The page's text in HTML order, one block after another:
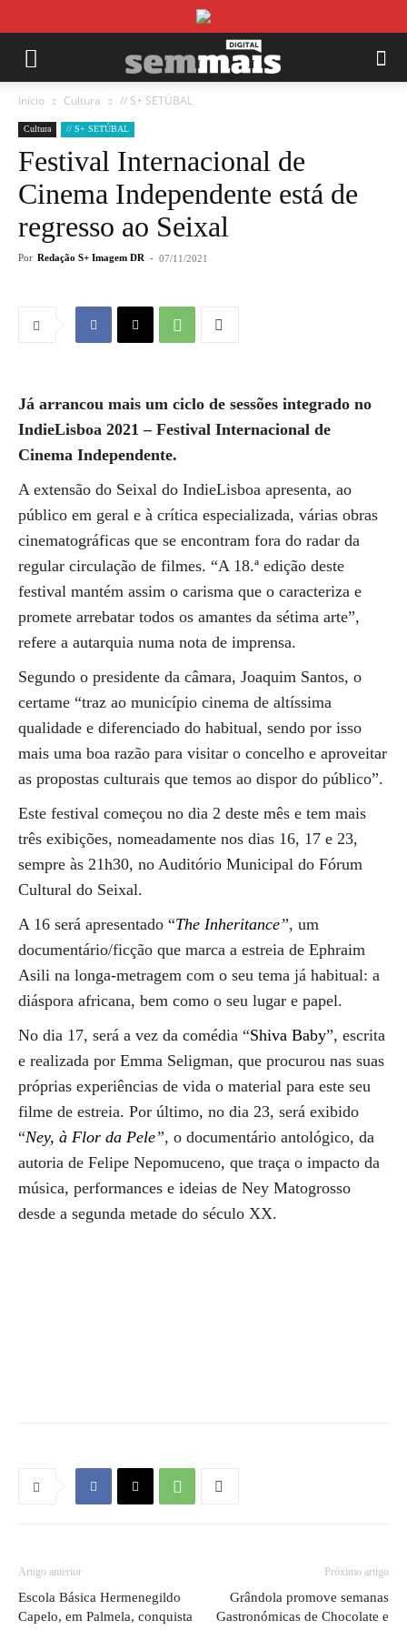
Início Cultura // S+ SETÚBAL
Cultura // S+ SETÚBAL
Festival Internacional de
Cinema Independente está de
regresso ao Seixal
Por Redação S+ Imagem DR - 07/11/2021
Já arrancou mais um ciclo de sessões integrado no
IndieLisboa 2021 – Festival Internacional de
Cinema Independente.
A extensão do Seixal do IndieLisboa apresenta, ao
público em geral e à crítica especializada, várias obras
cinematográficas que se encontram fora do radar da
regular circulação de filmes. “A 18.ª edição deste
festival mantém assim o carisma que o caracteriza e
promete arrebatar todos os amantes da sétima arte”,
refere a autarquia numa nota de imprensa.
Segundo o presidente da câmara, Joaquim Santos, o
certame “traz ao município cinema de altíssima
qualidade e diferenciado do habitual, sendo por isso
mais uma boa razão para visitar o concelho e aproveitar
as propostas culturais que temos ao dispor do público”.
Este festival começou no dia 2 deste mês e tem mais
três exibições, nomeadamente nos dias 16, 17 e 23,
sempre às 21h30, no Auditório Municipal do Fórum
Cultural do Seixal.
A 16 será apresentado “The Inheritance”, um
documentário/ficção que marca a estreia de Ephraim
Asili na longa-metragem com o seu tema já habitual: a
diáspora africana, bem como o seu lugar e papel.
No dia 17, será a vez da comédia “Shiva Baby”, escrita
e realizada por Emma Seligman, que procurou nas suas
próprias experiências de vida o material para este seu
filme de estreia. Por último, no dia 23, será exibido
“Ney, à Flor da Pele”, o documentário antológico, da
autoria de Felipe Nepomuceno, que traça o impacto da
música, performances e ideias de Ney Matogrosso
desde a segunda metade do século XX.
Artigo anterior
Escola Básica Hermenegildo
Capelo, em Palmela, conquista
Próximo artigo
Grândola promove semanas
Gastronómicas de Chocolate e